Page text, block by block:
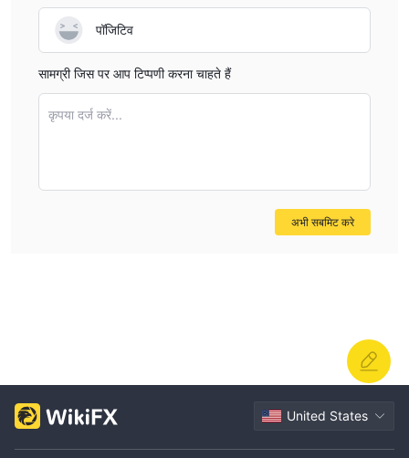
पॉजिटिव
सामग्री जिस पर आप टिप्पणी करना चाहते हैं
कृपया दर्ज करें...
अभी सबमिट करे
United States